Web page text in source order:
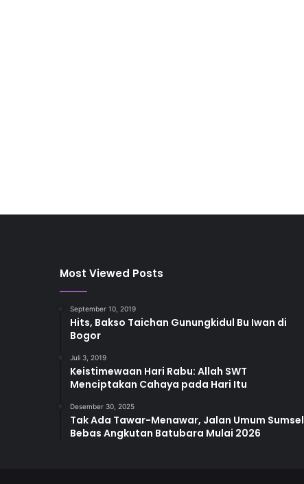
Most Viewed Posts
September 10, 2019
Hits, Bakso Taichan Gunungkidul Bu Iwan di
Bogor
Juli 3, 2019
Keistimewaan Hari Rabu: Allah SWT
Menciptakan Cahaya pada Hari Itu
Desember 30, 2025
Tak Ada Tawar-Menawar, Jalan Umum Sumsel
Bebas Angkutan Batubara Mulai 2026